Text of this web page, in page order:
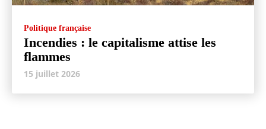
Politique française
Incendies : le capitalisme attise les
flammes
15 juillet 2026